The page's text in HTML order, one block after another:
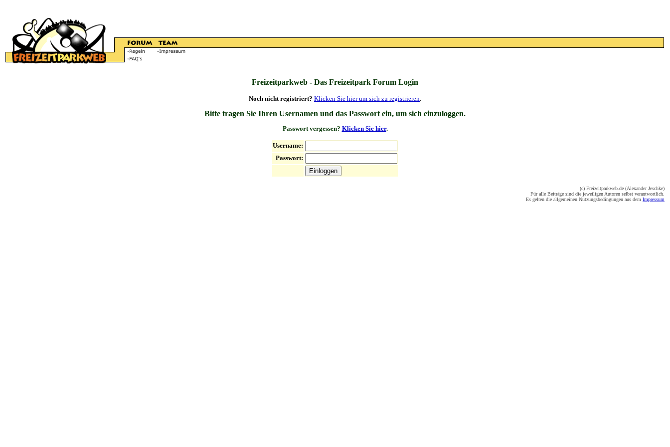
Freizeitparkweb - Das Freizeitpark Forum Login
Noch nicht registriert? Klicken Sie hier um sich zu registrieren.
Bitte tragen Sie Ihren Usernamen und das Passwort ein, um sich einzuloggen.
Passwort vergessen? Klicken Sie hier.
Username:
Passwort:
(c) Freizeitparkweb.de (Alexander Jeschke)
Für alle Beiträge sind die jeweiligen Autoren selbst verantwortlich.
Es gelten die allgemeinen Nutzungsbedingungen aus dem Impressum